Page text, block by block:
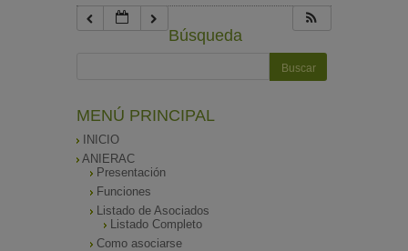
Búsqueda
MENÚ PRINCIPAL
INICIO
ANIERAC
Presentación
Funciones
Listado de Asociados
Listado Completo
Como asociarse